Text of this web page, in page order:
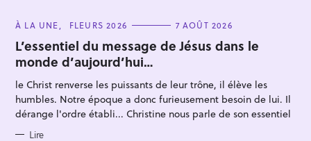
C
T
E
G
O
R
I
E
S
À LA UNE FLEURS 2026 7 AOÛT 2026
L’essentiel du message de Jésus dans le
monde d’aujourd’hui…
le Christ renverse les puissants de leur trône, il élève les
humbles. Notre époque a donc furieusement besoin de lui. Il
dérange l'ordre établi... Christine nous parle de son essentiel
Lire
h
e
r
h
e
r